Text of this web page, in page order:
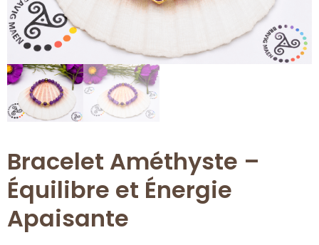
Bracelet Améthyste –
Équilibre et Énergie
Apaisante